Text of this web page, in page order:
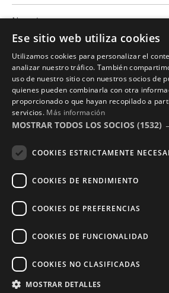
Nosotros
Contacto
Aviso Legal
Política de Privacidad
Términos y Condiciones
Photocalls eventos
Photocall Boda y Novios
Copyright © 2016 – 2026
Ese sitio web utiliza cookies
Utilizamos cookies para personalizar el
analizar nuestro tráfico. También
uso de nuestro sitio con nuestros socios de
quienes pueden combinarla con otra
proporcionado o que hayan recopilado a
servicios. Más información
MOSTRAR TODOS LOS SOCIOS (1532)
COOKIES ESTRICTAMENTE
COOKIES DE RENDIMIENTO
COOKIES DE PREFERENCIAS
COOKIES DE FUNCIONALIDAD
COOKIES NO CLASIFICADAS
MOSTRAR DETALLES